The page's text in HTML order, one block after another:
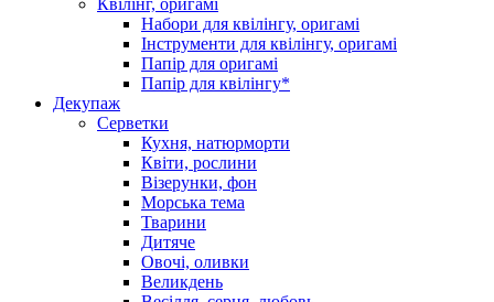
Набори для квілінгу, оригамі
Інструменти для квілінгу, оригамі
Папір для оригамі
Папір для квілінгу*
Декупаж
Серветки
Кухня, натюрморти
Квіти, рослини
Візерунки, фон
Морська тема
Тварини
Дитяче
Овочі, оливки
Великдень